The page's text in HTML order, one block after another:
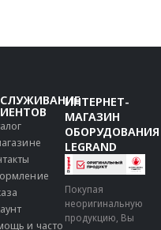
и часто
ИНТЕРНЕТ-
МАГАЗИН
ОБОРУДОВАНИЯ
LEGRAND
Покупая
неоригинальную
продукцию, Вы